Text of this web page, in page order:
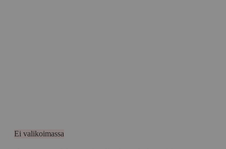
Ei valikoimassa